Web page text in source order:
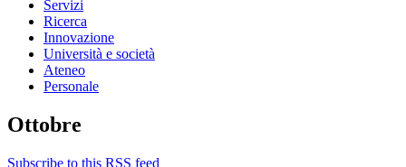
Servizi
Ricerca
Innovazione
Università e società
Ateneo
Personale
Ottobre
Subscribe to this RSS feed